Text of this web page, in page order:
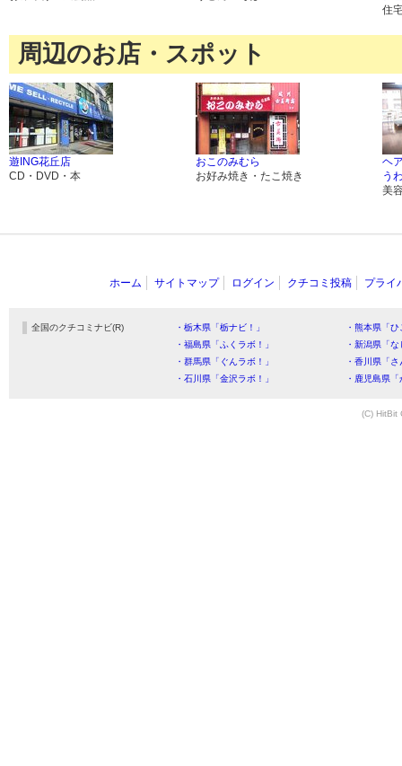
住
周辺のお店・スポット
遊ING花丘店
CD・DVD・本
おこのみむら
お好み焼き・たこ焼き
ヘ
う
美
ホーム サイトマップ ログイン クチコミ投稿 プライ
全国のクチコミナビ(R) ・栃木県「栃ナビ！」
・熊本県「
・福島県「ふくラボ！」
・新潟県「
・群馬県「ぐんラボ！」
・香川県「
・石川県「金沢ラボ！」
・鹿児島県
(C) HitBit